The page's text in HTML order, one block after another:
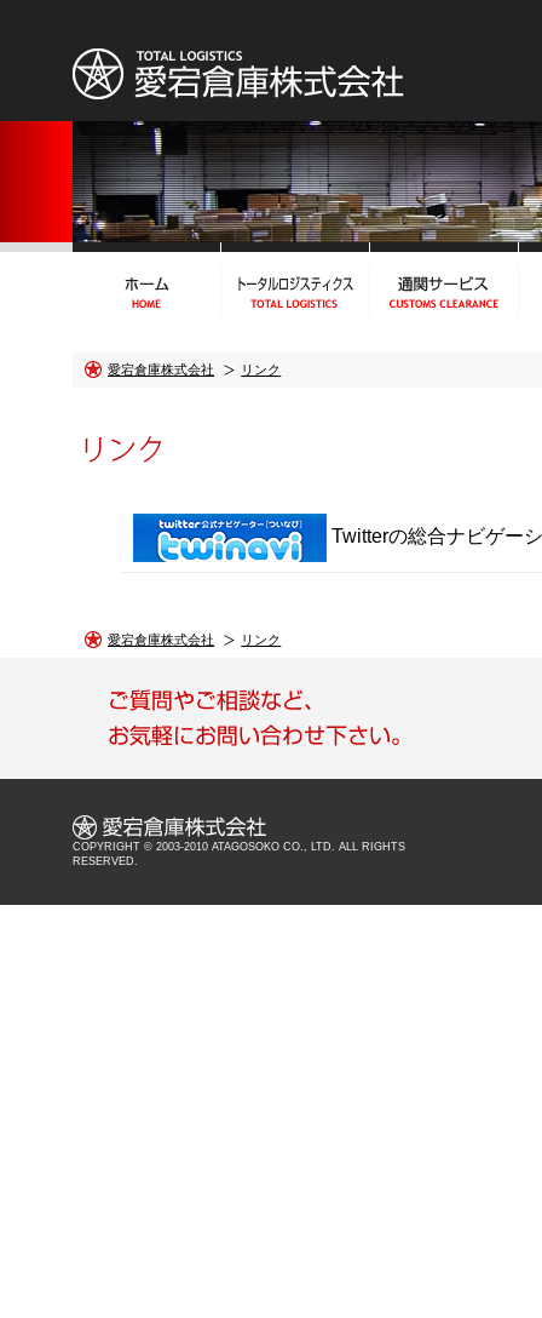
愛宕倉庫株式会社 リンク
Twitterの総合ナビゲー
愛宕倉庫株式会社 リンク
COPYRIGHT © 2003-2010 ATAGOSOKO CO., LTD. ALL RIGHTS
RESERVED.